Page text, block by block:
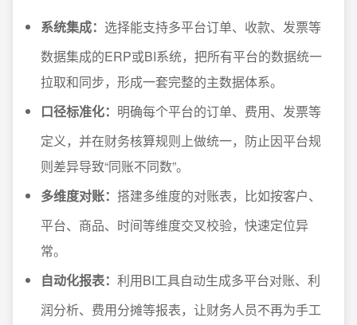
系统集成： 选择能支持多平台订单、收款、发票等
数据集成的ERP或BI系统，把所有平台的数据统一
拉取和同步，形成一套完整的主数据体系。
口径标准化： 明确每个平台的订单、费用、发票等
定义，并在财务核算规则上做统一，防止因平台规
则差异导致“同账不同数”。
多维度对账： 搭建多维度的对账表，比如按客户、
平台、商品、时间等维度交叉校验，快速定位异
常。
自动化报表： 利用BI工具自动生成多平台对账、利
润分析、费用分摊等报表，让财务人员不再为手工